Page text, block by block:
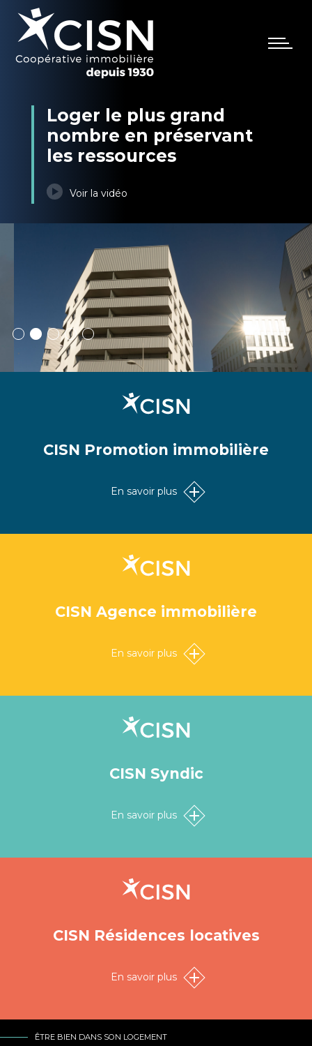
Loger le plus grand
nombre en préservant
les ressources
Voir la vidéo
CISN Promotion immobilière
En savoir plus
CISN Agence immobilière
En savoir plus
CISN Syndic
En savoir plus
CISN Résidences locatives
En savoir plus
ÊTRE BIEN DANS SON LOGEMENT